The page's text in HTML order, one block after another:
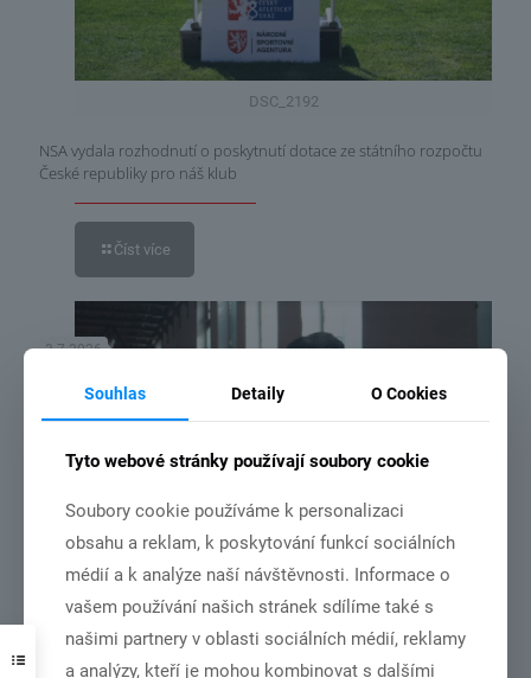
DSC_2192
NSA vydala rozhodnutí o poskytnutí dotace ze státního rozpočtu
České republiky pro náš klub
Číst více
DSC01001
3.7.2026
MČR dorost+junioři – Olomouc 27.6.-28.6.2026
Číst více
Souhlas Detaily O Cookies
Tyto webové stránky používají soubory cookie
Soubory cookie používáme k personalizaci
obsahu a reklam, k poskytování funkcí sociálních
médií a k analýze naší návštěvnosti. Informace o
vašem používání našich stránek sdílíme také s
našimi partnery v oblasti sociálních médií, reklamy
a analýzy, kteří je mohou kombinovat s dalšími